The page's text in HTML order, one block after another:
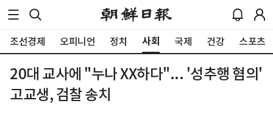
조선경제 오피니언 정치 사회 국제 건강 스포츠
20대 교사에 "누나 XX하다"... '성추행 혐의'
고교생, 검찰 송치